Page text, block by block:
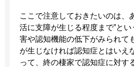
ここで注意しておきたいのは、
活に支障が生じる程度まで”と
害や認知機能の低下がみられて
が生じなければ認知症とはいえ
って、終の棲家で認知症に対す